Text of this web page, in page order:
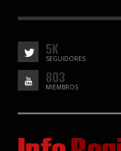
5K
SEGUIDORES
803
MIEMBROS